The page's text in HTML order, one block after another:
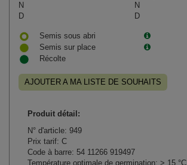
N
N
D
D
Semis sous abri
Semis sur place
Récolte
AJOUTER A MA LISTE DE SOUHAITS
Produit détail:
N° d'article: 949
Prix tarif: C
Code à barre: 54 11266 919497
Température optimale de germination: > 15 °C